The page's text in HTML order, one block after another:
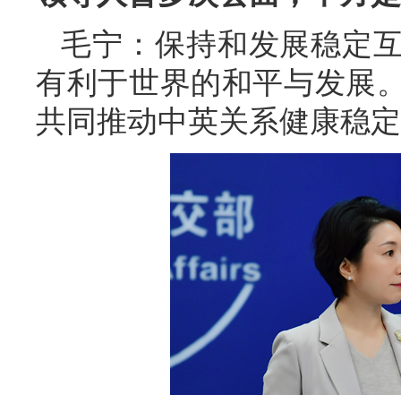
毛宁：保持和发展稳定
有利于世界的和平与发展
共同推动中英关系健康稳